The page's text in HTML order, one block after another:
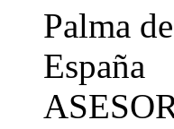
Palma
España